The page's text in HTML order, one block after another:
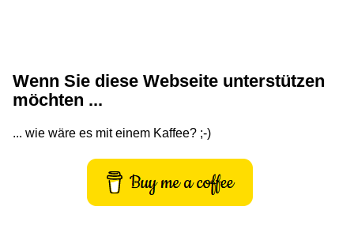
Wenn Sie diese Webseite unterstützen
möchten ...
... wie wäre es mit einem Kaffee? ;-)